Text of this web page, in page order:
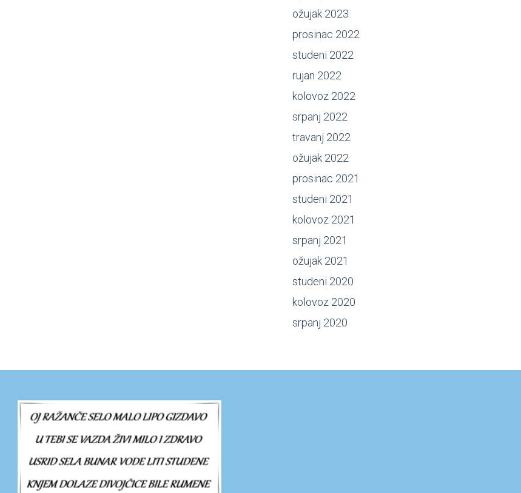
ožujak 2023
prosinac 2022
studeni 2022
rujan 2022
kolovoz 2022
srpanj 2022
travanj 2022
ožujak 2022
prosinac 2021
studeni 2021
kolovoz 2021
srpanj 2021
ožujak 2021
studeni 2020
kolovoz 2020
srpanj 2020